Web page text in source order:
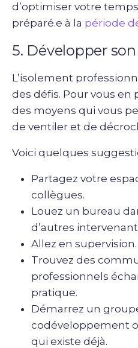
d’optimiser votre
préparé.e à la période
5. Développer
L’isolement
des défis. Pour vous en
des moyens qui vous
de ventiler et de
Voici quelques
Partagez votre
collègues.
Louez un bureau
d’autres
Allez en supervision.
Trouvez des
professionnels
pratique.
Démarrez un
codéveloppement
qui existe déjà.